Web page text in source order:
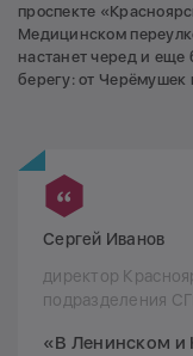
проспекте
Медицинском
настанет черед и еще
берегу: от Черёмушек
Сергей Иванов
директор
подразделения
«В Ленинском и